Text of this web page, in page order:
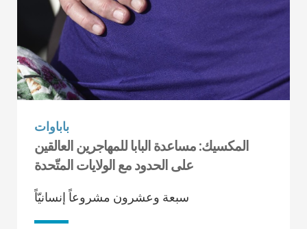
باباوات
المكسيك: مساعدة البابا للمهاجرين العالقين
على الحدود مع الولايات المتّحدة
سبعة وعشرون مشروعاً إنسانيّاً